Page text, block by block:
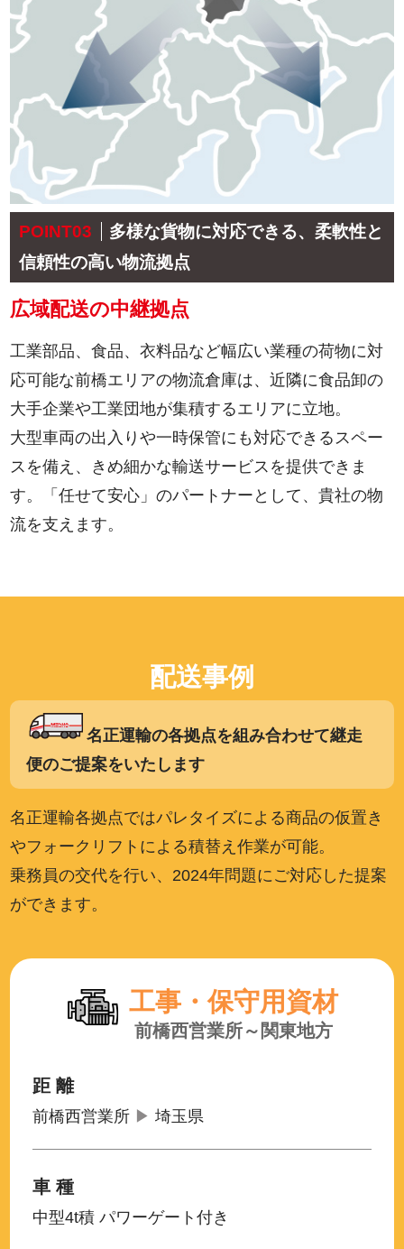
POINT03
多様な貨物に対応できる、柔軟性と
信頼性の高い物流拠点
広域配送の中継拠点
工業部品、食品、衣料品など幅広い業種の荷物に対
応可能な前橋エリアの物流倉庫は、近隣に食品卸の
大手企業や工業団地が集積するエリアに立地。
大型車両の出入りや一時保管にも対応できるスペー
スを備え、きめ細かな輸送サービスを提供できま
す。「任せて安心」のパートナーとして、貴社の物
流を支えます。
配送事例
名正運輸の各拠点を組み合わせて継走
便のご提案をいたします
名正運輸各拠点ではパレタイズによる商品の仮置き
やフォークリフトによる積替え作業が可能。
乗務員の交代を行い、2024年問題にご対応した提案
ができます。
工事・保守用資材
前橋西営業所～関東地方
距 離
前橋西営業所 ▶ 埼玉県
車 種
中型4t積 パワーゲート付き